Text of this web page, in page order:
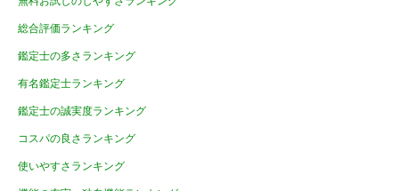
総合評価ランキング
鑑定士の多さランキング
有名鑑定士ランキング
鑑定士の誠実度ランキング
コスパの良さランキング
使いやすさランキング